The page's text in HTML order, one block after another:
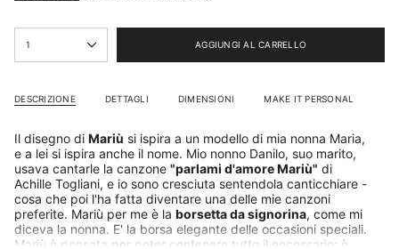
<span
class=\"quantity-
{{
quantity
</span>
nel
carrello",
"decrease"=>"Diminuisci
la
quantità
per
{{
1 AGGIUNGI AL CARRELLO
DESCRIZIONE DETTAGLI DIMENSIONI MAKE IT PERSONAL
Il disegno di Mariù si ispira a un modello di mia nonna Maria,
e a lei si ispira anche il nome. Mio nonno Danilo, suo marito,
usava cantarle la canzone "parlami d'amore Mariù" di
Achille Togliani, e io sono cresciuta sentendola canticchiare -
cosa che poi l'ha fatta diventare una delle mie canzoni
preferite. Mariù per me è la borsetta da signorina, come mi
diceva la nonna. E' la borsa elegante delle occasioni speciali.
Mariù è pensata per poter contenere tutto il necessario: è